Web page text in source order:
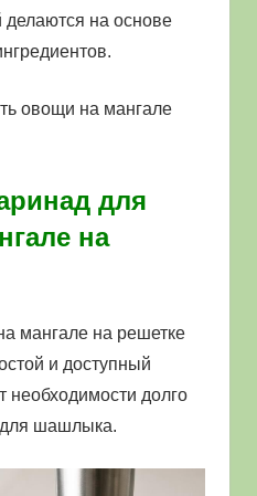
на основе
овощи на мангале
для
на
мангале на решетке
и доступный
необходимости долго
для шашлыка.